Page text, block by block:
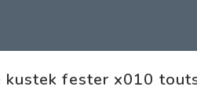
fester x010